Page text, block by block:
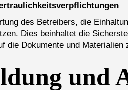
des Betreibers, die
Dies beinhaltet die
die Dokumente und Materialien
und